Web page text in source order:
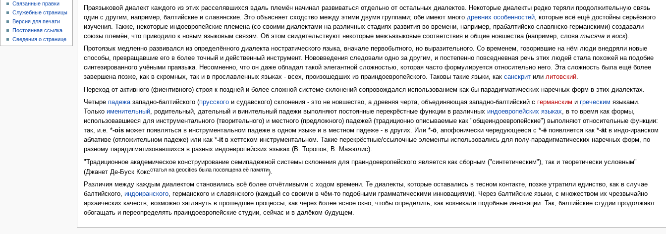
Праязыковой диалект каждого из этих расселявшихся вдаль племён начинал развиваться отдельно от остальных диалектов. Некоторые диалекты редко теряли продолжительную связь
один с другим, например, балтийские и славянские. Это объясняет сходство между этими двумя группами; обе имеют много древних особенностей, которые всё ещё достойны серьёзного
изучения. Также, некоторые индоевропейские племена (со своими диалектами на различных стадиях развития во времени, например, прабалтийско-славянско-германскими) создавали
союзы племён, что приводило к новым языковым связям. Об этом свидетельствуют некоторые межъязыковые соответствия и общие новшества (например, слова тысячаи воск).
Протоязык медленно развивался из определённого диалекта ностратического языка, вначале первобытного, но выразительного. Со временем, говорившие на нём люди внедряли новые
способы, превращавшие его в более точный и действенный инструмент. Нововведения следовали одно за другим, и постепенно повседневная речь этих людей стала похожей на подобие
синтезированного учёными праязыка. Несомненно, что он даже обладал такой элегантной сложностью, которая часто формулируется относительно него. Эта сложность была ещё более
завершена позже, как в скромных, так и в прославленных языках - всех, произошедших из праиндоевропейского. Таковы такие языки, как санскритили литовский.
Переход от активного (фиентивного) строя к поздней и более сложной системе склонений сопровождался использованием как бы парадигматических наречных форм в этих диалектах.
Четыре падежазападно-балтийского (прусскогои судавского) склонения - это не новшество, а древняя черта, объединяющая западно-балтийский с германским и греческим языками.
Только именительный, родительный, дательный и винительный падежи выполняют постоянные перекрёстные функции в различных индоевропейских языках, в то время как формы,
использовавшиеся для инструментального (творительного) и местного (предложного) падежей (традиционно описываемые как "общеиндоевропейские") выполняют относительные функции:
так, и.е. *-oisможет появляться в инструментальном падеже в одном языке и в местном падеже - в других. Или *-ō, апофонически чередующееся с *-ēпоявляется как *-ātв индо-иранском
аблативе (отложительном падеже) или как *-itв хеттском инструментальном. Такие перекрёстные/ссылочные элементы использовались для полу-парадигматических наречных форм, по
разному парадигматизовавшихся в разных индоевропейских языках (В. Торопов, В. Мажюлис).
"Традиционное академическое конструирование семипадежной системы склонения для праиндоевропейского является как сборным ("синтетическим"), так и теоретически условным"
(Джанет Де-Буск Коксстатья на geocities была посвящена её памяти).
Различия между каждым диалектом становились всё более отчётливыми с ходом времени. Те диалекты, которые оставались в тесном контакте, позже утратили единство, как в случае
балтийского, индоиранского, германского и славянского (каждый со своими в чём-то подобными грамматическими инновациями). Через балтийские языки, с множеством их чрезвычайно
архаических качеств, возможно заглянуть в прошедшие процессы, как через более ясное окно, чтобы определить, как возникали подобные инновации. Так, балтийские студии продолжают
обогащать и переопределять праиндоевропейские студии, сейчас и в далёком будущем.
Связанные правки
Служебные страницы
Версия для печати
Постоянная ссылка
Сведения о странице